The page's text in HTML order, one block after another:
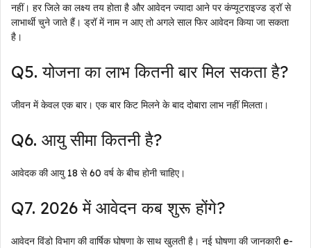
नहीं। हर जिले का लक्ष्य तय होता है और आवेदन ज्यादा आने पर कंप्यूटराइज्ड ड्रॉ से
लाभार्थी चुने जाते हैं। ड्रॉ में नाम न आए तो अगले साल फिर आवेदन किया जा सकता
है।
Q5. योजना का लाभ कितनी बार मिल सकता है?
जीवन में केवल एक बार। एक बार किट मिलने के बाद दोबारा लाभ नहीं मिलता।
Q6. आयु सीमा कितनी है?
आवेदक की आयु 18 से 60 वर्ष के बीच होनी चाहिए।
Q7. 2026 में आवेदन कब शुरू होंगे?
आवेदन विंडो विभाग की वार्षिक घोषणा के साथ खुलती है। नई घोषणा की जानकारी e-